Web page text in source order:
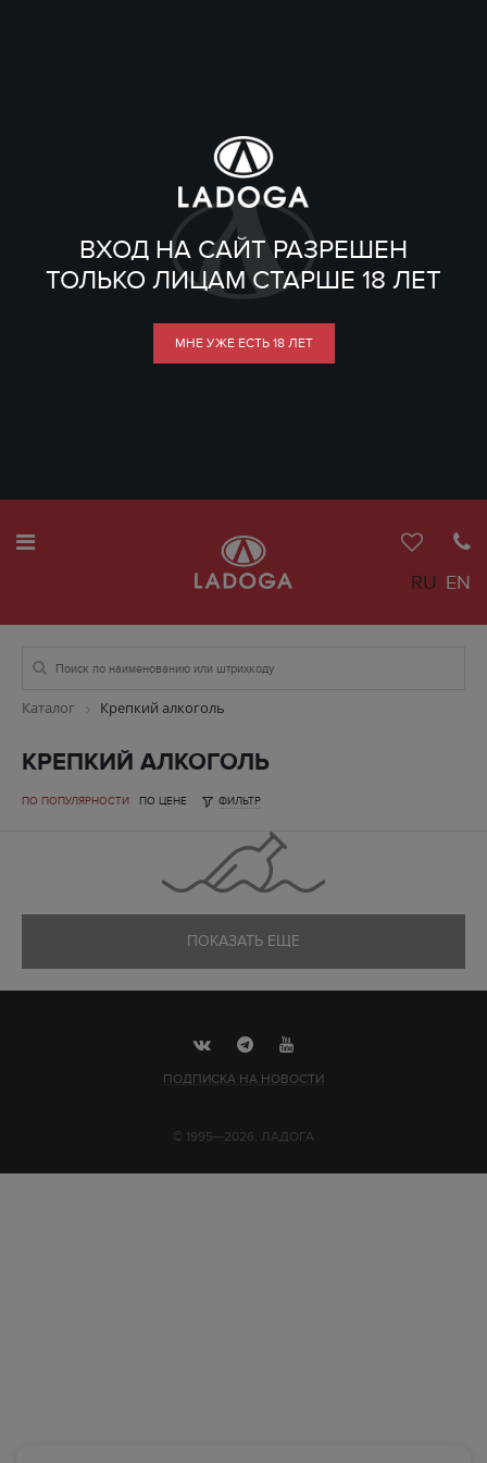
ВХОД НА САЙТ РАЗРЕШЕН
ТОЛЬКО ЛИЦАМ СТАРШЕ 18 ЛЕТ
МНЕ УЖЕ ЕСТЬ 18 ЛЕТ
RU EN
Каталог Крепкий алкоголь
КРЕПКИЙ АЛКОГОЛЬ
ПО ПОПУЛЯРНОСТИ ПО ЦЕНЕ ФИЛЬТР
ПОКАЗАТЬ ЕЩЕ
ПОДПИСКА НА НОВОСТИ
© 1995—2026, ЛАДОГА